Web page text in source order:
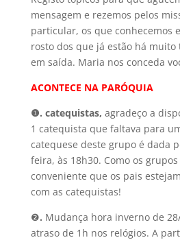
mensagem e rezemos pelos
particular, os que conhecemos
rosto dos que já estão há
em saída. Maria nos conceda
ACONTECE NA PARÓQUIA
❶. catequistas, agradeço a
1 catequista que faltava para
catequese deste grupo é dada
feira, às 18h30. Como os
conveniente que os pais
com as catequistas!
❷. Mudança hora inverno de
atraso de 1h nos relógios. A